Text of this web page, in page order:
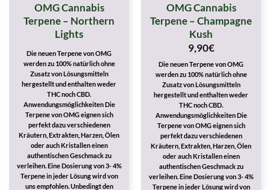
OMG Cannabis
Terpene – Northern
Lights
Die neuen Terpene von OMG
werden zu 100% natürlich ohne
Zusatz von Lösungsmitteln
hergestellt und enthalten weder
THC noch CBD.
Anwendungsmöglichkeiten Die
Terpene von OMG eignen sich
perfekt dazu verschiedenen
Kräutern, Extrakten, Harzen, Ölen
oder auch Kristallen einen
authentischen Geschmack zu
verleihen. Eine Dosierung von 3- 4%
Terpene in jeder Lösung wird von
uns empfohlen. Unbedingt den
OMG Cannabis
Terpene – Champagne
Kush
9,90€
Die neuen Terpene von OMG
werden zu 100% natürlich ohne
Zusatz von Lösungsmitteln
hergestellt und enthalten weder
THC noch CBD.
Anwendungsmöglichkeiten Die
Terpene von OMG eignen sich
perfekt dazu verschiedenen
Kräutern, Extrakten, Harzen, Ölen
oder auch Kristallen einen
authentischen Geschmack zu
verleihen. Eine Dosierung von 3- 4%
Terpene in jeder Lösung wird von